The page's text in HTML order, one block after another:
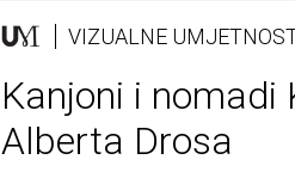
VIZUALNE
Kanjoni i nomadi
Alberta Drosa